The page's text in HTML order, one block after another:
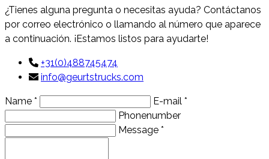
¿Tienes alguna pregunta o necesitas ayuda? Contáctanos
por correo electrónico o llamando al número que aparece
a continuación. ¡Estamos listos para ayudarte!
+31(0)488745474
info@geurtstrucks.com
Name *
E-mail *
Phonenumber
Message *